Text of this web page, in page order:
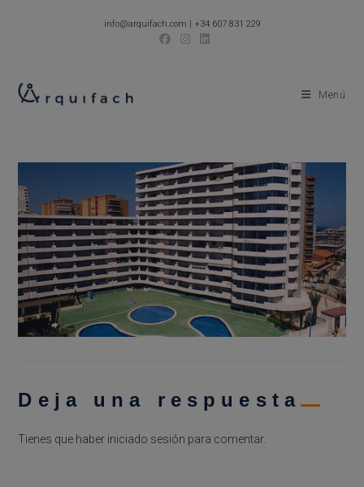
info@arquifach.com | +34 607 831 229
Menú
Deja una respuesta
Tienes que haber iniciado sesión para comentar.